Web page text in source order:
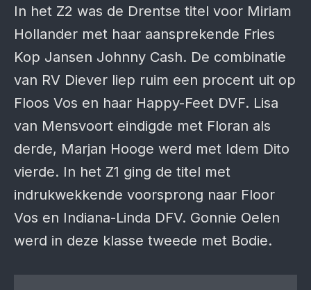
In het Z2 was de Drentse titel voor Miriam
Hollander met haar aansprekende Fries
Kop Jansen Johnny Cash. De combinatie
van RV Diever liep ruim een procent uit op
Floos Vos en haar Happy-Feet DVF. Lisa
van Mensvoort eindigde met Floran als
derde, Marjan Hooge werd met Idem Dito
vierde. In het Z1 ging de titel met
indrukwekkende voorsprong naar Floor
Vos en Indiana-Linda DFV. Gonnie Oelen
werd in deze klasse tweede met Bodie.